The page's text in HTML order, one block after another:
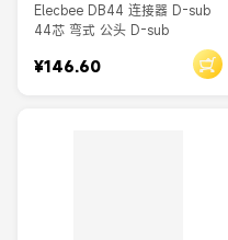
Elecbee DB44 连接器 D-sub
44芯 弯式 公头 D-sub
¥146.60